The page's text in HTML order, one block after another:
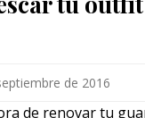
de 2016
de renovar tu